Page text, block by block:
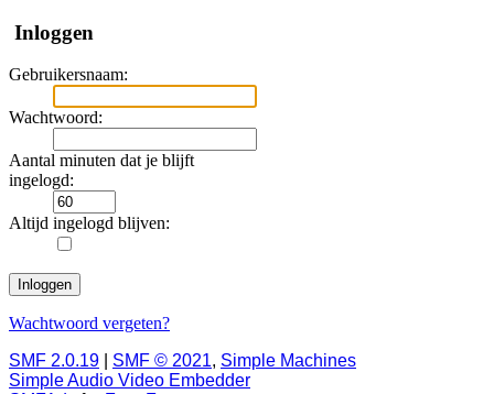
Inloggen
Gebruikersnaam:
Wachtwoord:
Aantal minuten dat je blijft
ingelogd:
Altijd ingelogd blijven:
Wachtwoord vergeten?
SMF 2.0.19
SMF © 2021, Simple Machines
Simple Audio Video Embedder